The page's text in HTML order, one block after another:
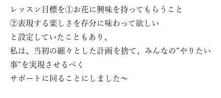
レッスン目標を①お花に興味を持ってもらうこと
②表現する楽しさを存分に味わって欲しい
と設定していたこともあり、
私は、当初の細々とした計画を捨て、みんなの”やりたい
事”を実現させるべく
サポートに回ることにしました〜